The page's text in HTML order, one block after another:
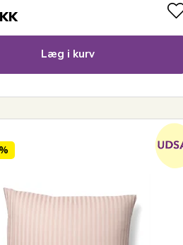
Læg i kurv